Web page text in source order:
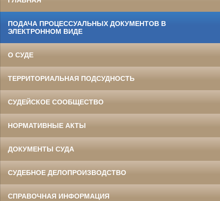
ПОДАЧА ПРОЦЕССУАЛЬНЫХ ДОКУМЕНТОВ В
ЭЛЕКТРОННОМ ВИДЕ
О СУДЕ
ТЕРРИТОРИАЛЬНАЯ ПОДСУДНОСТЬ
СУДЕЙСКОЕ СООБЩЕСТВО
НОРМАТИВНЫЕ АКТЫ
ДОКУМЕНТЫ СУДА
СУДЕБНОЕ ДЕЛОПРОИЗВОДСТВО
СПРАВОЧНАЯ ИНФОРМАЦИЯ